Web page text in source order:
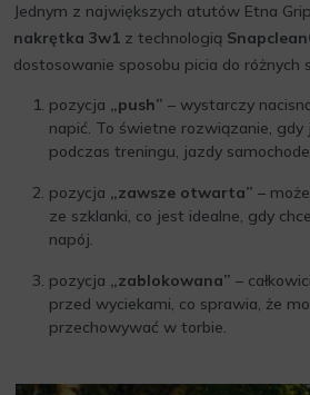
Jednym z największych atutów Etna
nakrętka 3w1 z technologią
dostosowanie sposobu picia do różnych
pozycja „push” – wystarczy
napić. To świetne rozwiązanie, gdy
podczas treningu, jazdy
pozycja „zawsze otwarta” –
ze szklanki, co jest idealne, gdy
napój.
pozycja „zablokowana” –
przed wyciekami, co sprawia, że
przechowywać w torbie.